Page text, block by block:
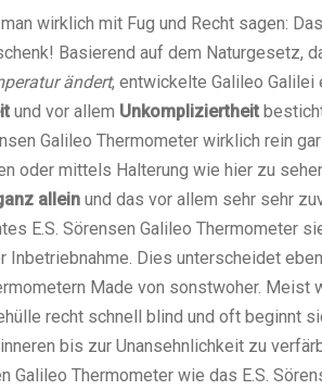
wirklich mit Fug und Recht sagen:
Basierend auf dem Naturgesetz,
ändert, entwickelte Galileo Galilei
und vor allem Unkompliziertheit
Galileo Thermometer wirklich rein
oder mittels Halterung wie hier zu
allein und das vor allem sehr sehr
E.S. Sörensen Galileo Thermometer
Inbetriebnahme. Dies unterscheidet
Made von sonstwoher. Meist
recht schnell blind und oft beginnt
bis zur Unansehnlichkeit zu
Galileo Thermometer wie das E.S.